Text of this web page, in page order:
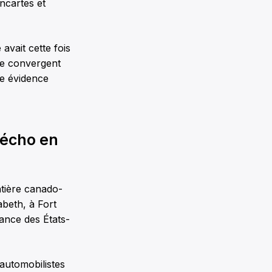
et
avait cette fois
convergent
évidence
en
canado-
à Fort
des États-